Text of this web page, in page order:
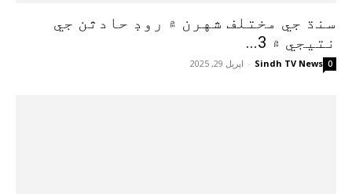
سنڌ جي مختلف شهرن ۾ روڊ حادثن جي
نتيجي ۾ 3...
Sindh TV News
- اپريل 29, 2025 0